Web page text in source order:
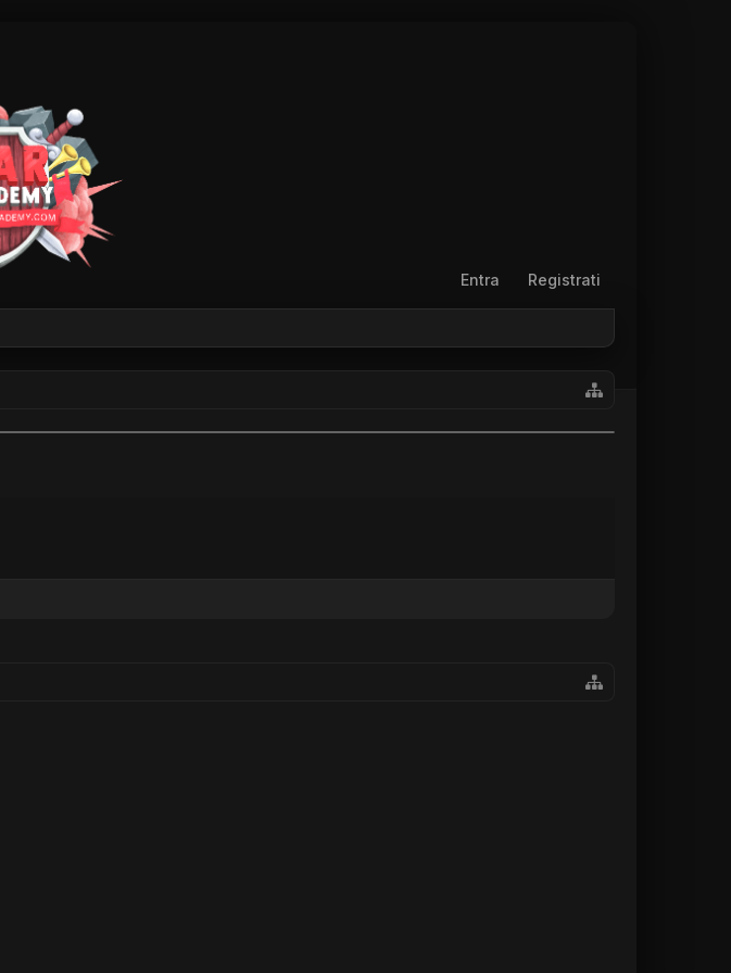
Entra Registrati